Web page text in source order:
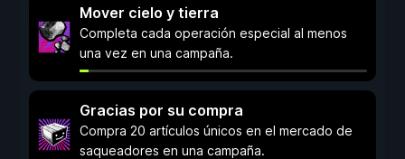
Mover cielo y tierra
Completa cada operación especial al menos
una vez en una campaña.
Gracias por su compra
Compra 20 artículos únicos en el mercado de
saqueadores en una campaña.